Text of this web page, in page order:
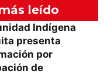
leído
Indígena
presenta
por
de